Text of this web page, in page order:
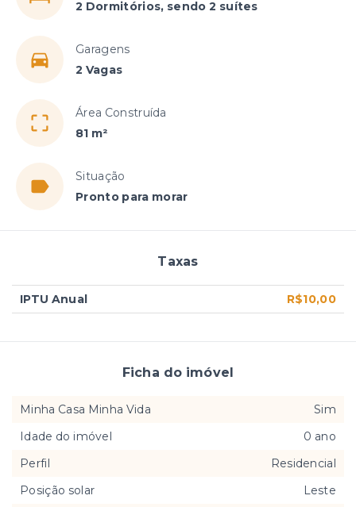
2 Dormitórios, sendo 2 suítes
Garagens
2 Vagas
Área Construída
81 m²
Situação
Pronto para morar
Taxas
IPTU Anual R$10,00
Ficha do imóvel
Minha Casa Minha Vida
Sim
Idade do imóvel
0 ano
Perfil
Residencial
Posição solar
Leste